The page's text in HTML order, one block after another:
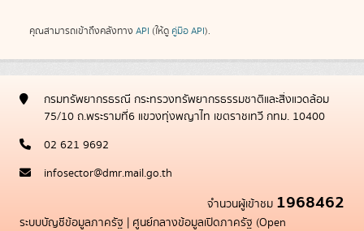
คุณสามารถเข้าถึงคลังทาง API (ให้ดู คู่มือ API).
กรมทรัพยากรธรณี กระทรวงทรัพยากรธรรมชาติและสิ่งแวดล้อม
75/10 ถ.พระรามที่6 แขวงทุ่งพญาไท เขตราชเทวี กทม. 10400
02 621 9692
infosector@dmr.mail.go.th
จำนวนผู้เข้าชม 1968462
ระบบบัญชีข้อมูลภาครัฐ | ศูนย์กลางข้อมูลเปิดภาครัฐ (Open